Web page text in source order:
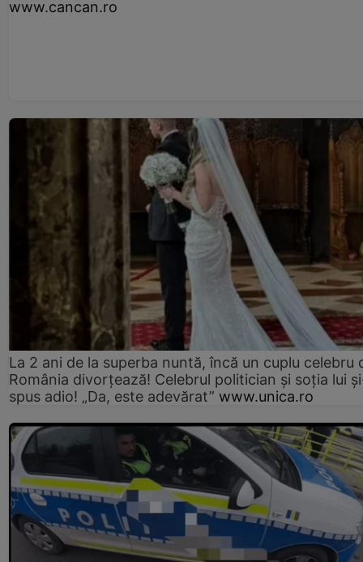
www.cancan.ro
La 2 ani de la superba nuntă, încă un cuplu celebru
România divorțează! Celebrul politician și soția lui
spus adio! „Da, este adevărat” www.unica.ro